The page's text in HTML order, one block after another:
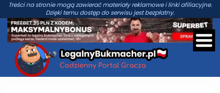
Treści na stronie mogą zawierać materiały reklamowe i linki afiliacyjne.
Dzięki temu dostęp do serwisu jest bezpłatny.